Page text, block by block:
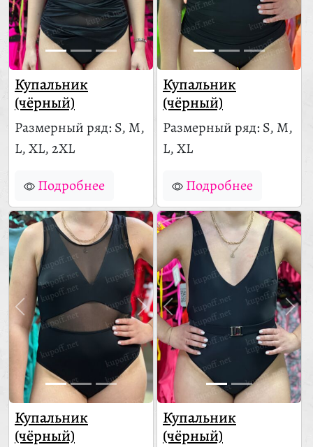
Купальник
(чёрный)
Размерный ряд: S, M,
L, XL, 2XL
Подробнее
Купальник
(чёрный)
Размерный ряд: S, M,
L, XL
Подробнее
Купальник
(чёрный)
Купальник
(чёрный)